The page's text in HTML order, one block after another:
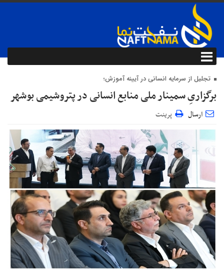
تجلیل از سرمایه انسانی در آیینه آموزش؛
برگزاریِ سمینار ملی منابع انسانی در پتروشیمی بوشهر
ارسال پرینت